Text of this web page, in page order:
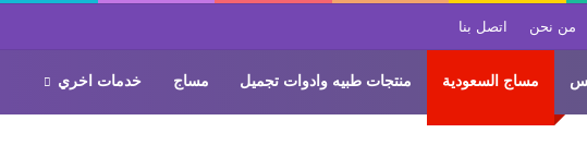
من نحن اتصل بنا
مساج السعودية منتجات طبيه وادوات تجميل مساج خدمات اخري